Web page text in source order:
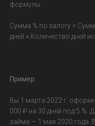
формулы:
Сумма % по залогу =
дней × Количество дней
Пример.
Вы 1 марта 2022 г.
000 ₽ на 30 дней под 5 %.
займа — 1 мая 2020 года.